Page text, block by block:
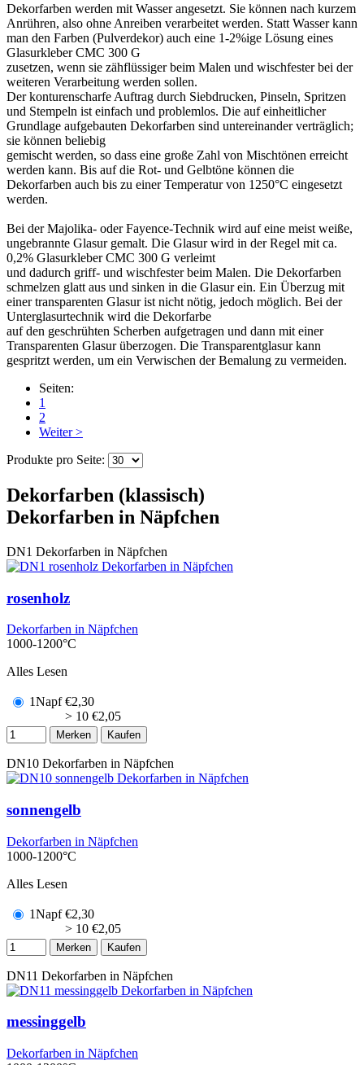
Dekorfarben werden mit Wasser angesetzt. Sie können nach kurzem
Anrühren, also ohne Anreiben verarbeitet werden. Statt Wasser kann
man den Farben (Pulverdekor) auch eine 1-2%ige Lösung eines
Glasurkleber CMC 300 G
zusetzen, wenn sie zähflüssiger beim Malen und wischfester bei der
weiteren Verarbeitung werden sollen.
Der konturenscharfe Auftrag durch Siebdrucken, Pinseln, Spritzen
und Stempeln ist einfach und problemlos. Die auf einheitlicher
Grundlage aufgebauten Dekorfarben sind untereinander verträglich;
sie können beliebig
gemischt werden, so dass eine große Zahl von Mischtönen erreicht
werden kann. Bis auf die Rot- und Gelbtöne können die
Dekorfarben auch bis zu einer Temperatur von 1250°C eingesetzt
werden.
Bei der Majolika- oder Fayence-Technik wird auf eine meist weiße,
ungebrannte Glasur gemalt. Die Glasur wird in der Regel mit ca.
0,2% Glasurkleber CMC 300 G verleimt
und dadurch griff- und wischfester beim Malen. Die Dekorfarben
schmelzen glatt aus und sinken in die Glasur ein. Ein Überzug mit
einer transparenten Glasur ist nicht nötig, jedoch möglich. Bei der
Unterglasurtechnik wird die Dekorfarbe
auf den geschrühten Scherben aufgetragen und dann mit einer
Transparenten Glasur überzogen. Die Transparentglasur kann
gespritzt werden, um ein Verwischen der Bemalung zu vermeiden.
Seiten:
1
2
Weiter >
Produkte pro Seite:
Dekorfarben (klassisch)
Dekorfarben in Näpfchen
DN1 Dekorfarben in Näpfchen
rosenholz
Dekorfarben in Näpfchen
1000-1200°C
Alles Lesen
1Napf €2,30
> 10 €2,05
Merken Kaufen
DN10 Dekorfarben in Näpfchen
sonnengelb
Dekorfarben in Näpfchen
1000-1200°C
Alles Lesen
1Napf €2,30
> 10 €2,05
Merken Kaufen
DN11 Dekorfarben in Näpfchen
messinggelb
Dekorfarben in Näpfchen